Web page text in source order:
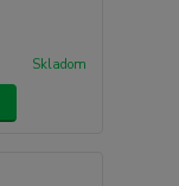
Skladom